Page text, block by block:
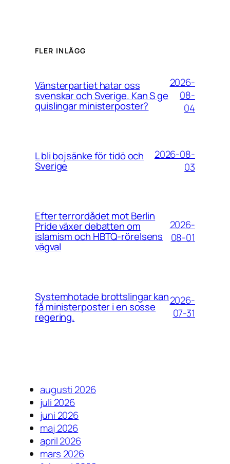
FLER INLÄGG
Vänsterpartiet hatar oss
svenskar och Sverige. Kan S ge
quislingar ministerposter?
2026-
08-
04
L bli bojsänke för tidö och
Sverige
2026-08-
03
Efter terrordådet mot Berlin
Pride växer debatten om
islamism och HBTQ-rörelsens
vägval
2026-
08-01
Systemhotade brottslingar kan
få ministerposter i en sosse
regering.
2026-
07-31
augusti 2026
juli 2026
juni 2026
maj 2026
april 2026
mars 2026